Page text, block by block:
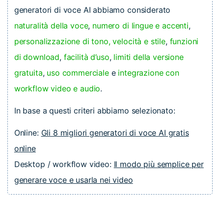
generatori di voce AI abbiamo considerato
naturalità della voce, numero di lingue e accenti,
personalizzazione di tono, velocità e stile, funzioni
di download, facilità d’uso, limiti della versione
gratuita, uso commercialee integrazione con
workflow video e audio.
In base a questi criteri abbiamo selezionato:
Online: Gli 8 migliori generatori di voce AI gratis
online
Desktop / workflow video: Il modo più semplice per
generare voce e usarla nei video